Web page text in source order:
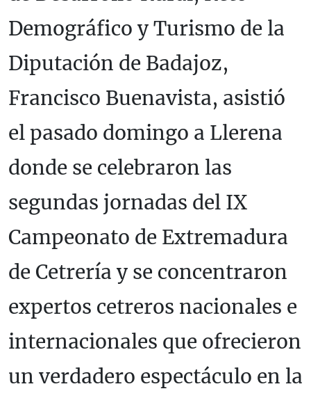
Demográfico y Turismo de la
Diputación de Badajoz,
Francisco Buenavista, asistió
el pasado domingo a Llerena
donde se celebraron las
segundas jornadas del IX
Campeonato de Extremadura
de Cetrería y se concentraron
expertos cetreros nacionales e
internacionales que ofrecieron
un verdadero espectáculo en la